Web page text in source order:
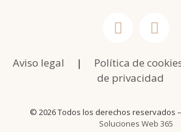
Aviso legal | Política de
de privacidad
© 2026 Todos los derechos reservados
Soluciones Web 365